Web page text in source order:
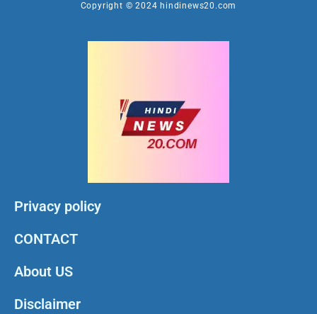
Copyright © 2024 hindinews20.com
Privacy policy
CONTACT
About US
Disclaimer